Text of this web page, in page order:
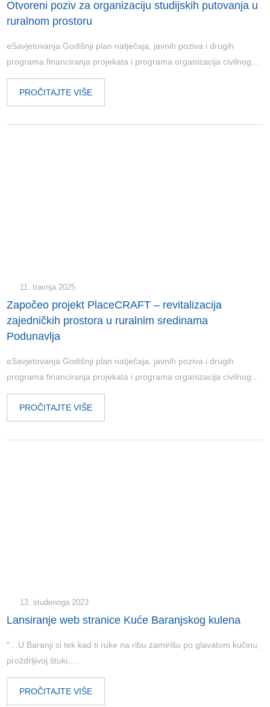
Otvoreni poziv za organizaciju studijskih putovanja u
ruralnom prostoru
eSavjetovanja Godišnji plan natječaja, javnih poziva i drugih
programa financiranja projekata i programa organizacija civilnog…
PROČITAJTE VIŠE
11. travnja 2025
Započeo projekt PlaceCRAFT – revitalizacija
zajedničkih prostora u ruralnim sredinama
Podunavlja
eSavjetovanja Godišnji plan natječaja, javnih poziva i drugih
programa financiranja projekata i programa organizacija civilnog…
PROČITAJTE VIŠE
13. studenoga 2023
Lansiranje web stranice Kuće Baranjskog kulena
“…U Baranji si tek kad ti ruke na ribu zamirišu po glavatom kučinu,
proždrljivoj štuki,…
PROČITAJTE VIŠE